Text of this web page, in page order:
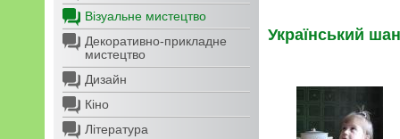
Візуальне мистецтво
Декоративно-прикладне
мистецтво
Дизайн
Кіно
Література
Український